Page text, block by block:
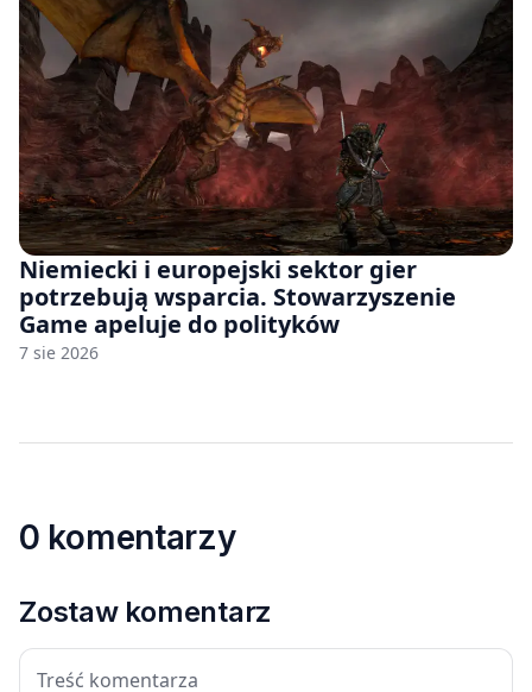
Niemiecki i europejski sektor gier
potrzebują wsparcia. Stowarzyszenie
Game apeluje do polityków
7 sie 2026
0 komentarzy
Zostaw komentarz